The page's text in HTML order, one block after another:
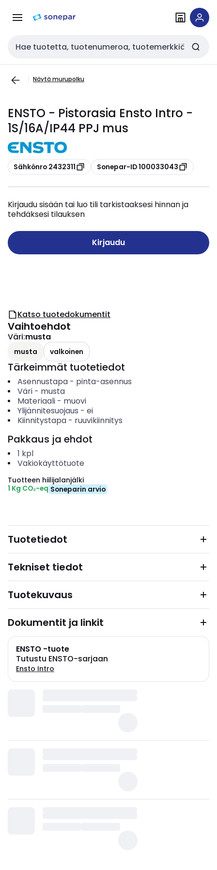
navigointiinsisältöön
Haku
Näytä murupolku
ENSTO - Pistorasia Ensto Intro -
1S/16A/IP44 PPJ mus
Kopioi
Sähkönro 2432311 Kopioi
Sonepar-ID 100033043
Kirjaudu sisään tai luo tili tarkistaaksesi hinnan ja
tehdäksesi tilauksen
Kirjaudu
Katso tuotedokumentit
Vaihtoehdot
Väri:musta
musta valkoinen
Tärkeimmät tuotetiedot
Asennustapa- pinta-asennus
Väri- musta
Materiaali- muovi
Ylijännitesuojaus - ei
Kiinnitystapa- ruuvikiinnitys
Pakkaus ja ehdot
1 kpl
Vakiokäyttötuote
Tuotteen hiilijalanjälki
1 Kg CO₂-eq Soneparin arvio
Tuotetiedot
Tekniset tiedot
Tuotekuvaus
Dokumentit ja linkit
ENSTO -tuote
Tutustu ENSTO-sarjaan
Ensto Intro